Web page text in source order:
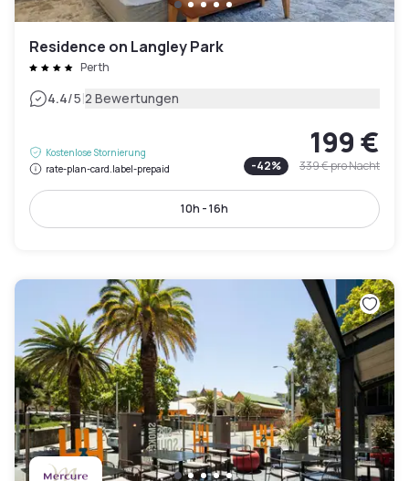
Residence on Langley Park
Perth
4.4/5|2 Bewertungen
Kostenlose Stornierung
rate-plan-card.label-prepaid
199 €
-42% 339 €pro Nacht
10h - 16h